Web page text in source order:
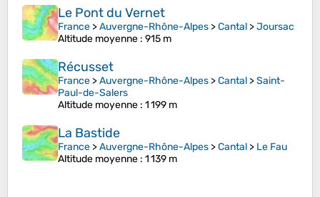
Le Pont du Vernet
France >Auvergne-Rhône-Alpes >Cantal >Joursac
Altitude moyenne : 915 m
Récusset
France >Auvergne-Rhône-Alpes >Cantal >Saint-
Paul-de-Salers
Altitude moyenne : 1 199 m
La Bastide
France >Auvergne-Rhône-Alpes >Cantal > Le Fau
Altitude moyenne : 1 139 m